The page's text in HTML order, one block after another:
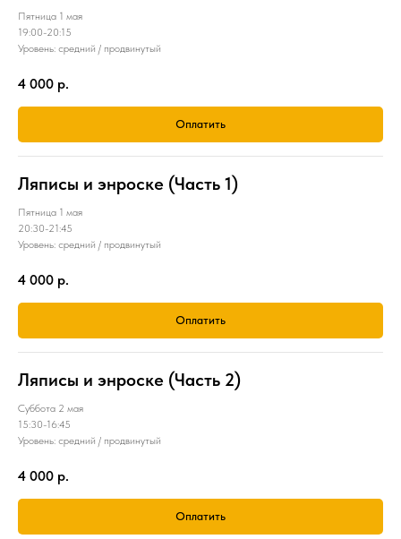
Пятница 1 мая
19:00-20:15
Уровень: средний / продвинутый
4 000 р.
Оплатить
Ляписы и энроске (Часть 1)
Пятница 1 мая
20:30-21:45
Уровень: средний / продвинутый
4 000 р.
Оплатить
Ляписы и энроске (Часть 2)
Суббота 2 мая
15:30-16:45
Уровень: средний / продвинутый
4 000 р.
Оплатить